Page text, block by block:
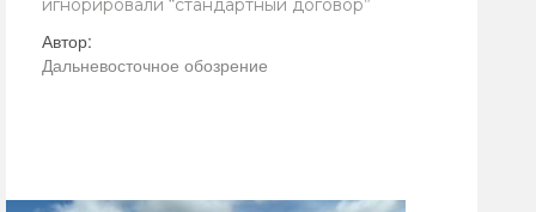
игнорировали “стандартный договор”
Автор:
Дальневосточное обозрение